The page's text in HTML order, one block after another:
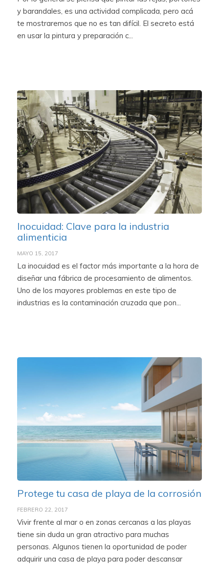
y barandales, es una actividad complicada, pero acá
te mostraremos que no es tan difícil. El secreto está
en usar la pintura y preparación c...
Inocuidad: Clave para la industria
alimenticia
MAYO 15, 2017
La inocuidad es el factor más importante a la hora de
diseñar una fábrica de procesamiento de alimentos.
Uno de los mayores problemas en este tipo de
industrias es la contaminación cruzada que pon...
Protege tu casa de playa de la corrosión
FEBRERO 22, 2017
Vivir frente al mar o en zonas cercanas a las playas
tiene sin duda un gran atractivo para muchas
personas. Algunos tienen la oportunidad de poder
adquirir una casa de playa para poder descansar